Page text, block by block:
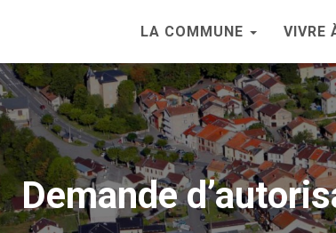
LA COMMUNE VIVRE
Demande